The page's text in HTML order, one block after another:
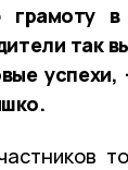
в
так
успехи,